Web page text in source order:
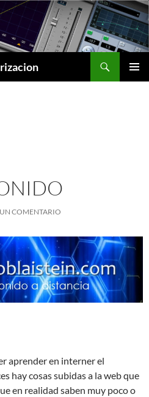
COMENTARIO
aprender en interner el
hay cosas subidas a la web que
en realidad saben muy poco o